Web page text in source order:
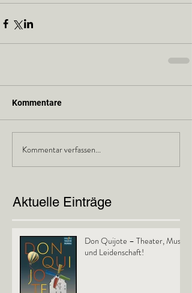
Kommentare
Kommentar verfassen...
Aktuelle Einträge
Don Quijote – Theater, Musik
und Leidenschaft!